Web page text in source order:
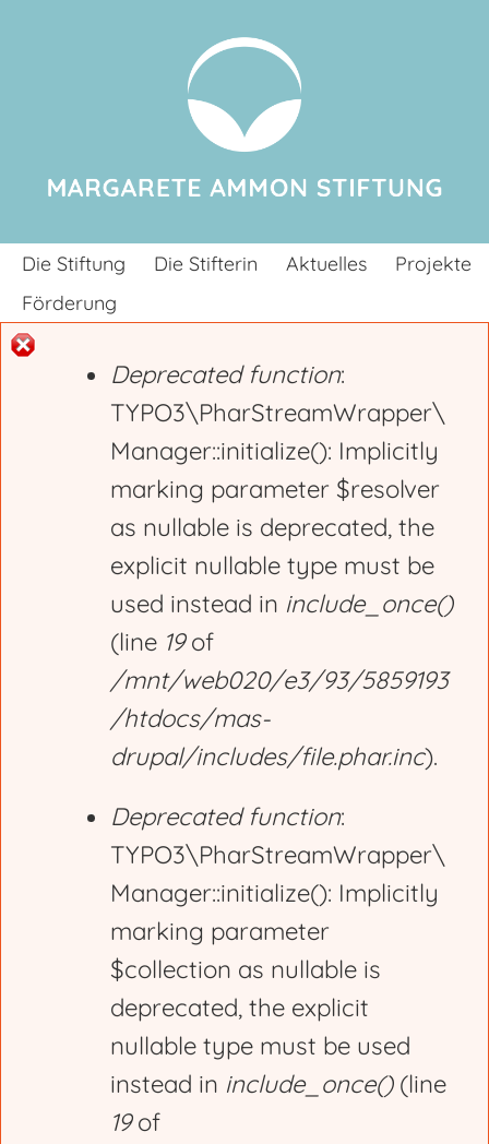
Die Stiftung Die Stifterin Aktuelles
Projekte
Förderung
Deprecated function:
TYPO3\PharStreamWrapper\
Manager::initialize(): Implicitly
marking parameter $resolver
as nullable is deprecated, the
explicit nullable type must be
used instead in include_once()
(line 19of
/mnt/web020/e3/93/5859193
/htdocs/mas-
drupal/includes/file.phar.inc).
Deprecated function:
TYPO3\PharStreamWrapper\
Manager::initialize(): Implicitly
marking parameter
$collection as nullable is
deprecated, the explicit
nullable type must be used
instead in include_once()(line
19of